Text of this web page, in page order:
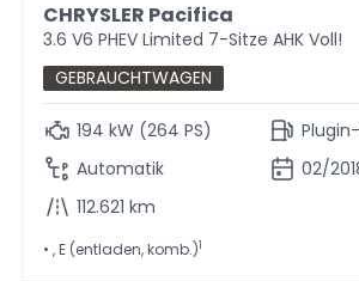
CHRYSLER Pacifica
3.6 V6 PHEV Limited 7-Sitze AHK Voll!
GEBRAUCHTWAGEN
194 kW (264 PS)
Automatik
112.621 km
02/
• , E (entladen, komb.)1